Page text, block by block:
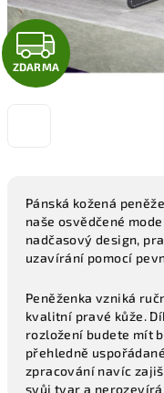
Pánská kožená
naše osvědčené
nadčasový design,
uzavírání pomocí
Peněženka vzniká
kvalitní pravé kůže.
rozložení budete mít
přehledně
zpracování navíc
svůj tvar a nerozevírá
Z
D
M
A
ZDARMA